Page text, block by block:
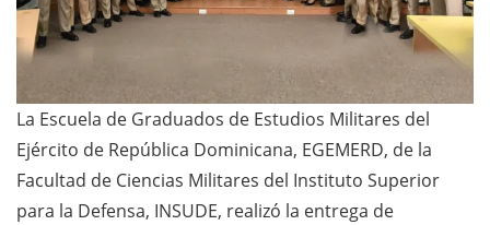
La Escuela de Graduados de Estudios Militares del
Ejército de República Dominicana, EGEMERD, de la
Facultad de Ciencias Militares del Instituto Superior
para la Defensa, INSUDE, realizó la entrega de